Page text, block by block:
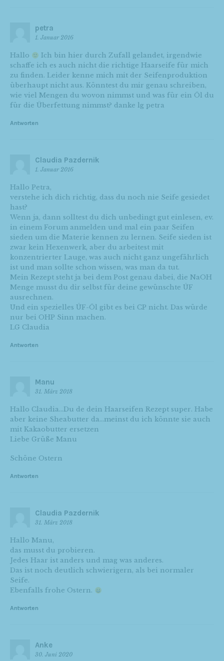
petra
1. Januar 2016
Hallo
Ich bin hier durch Zufall gelandet, irgendwie
schaffe ich es auch nicht die richtige Haarseife für mich
zu finden. Leider kenne mich mit der Seifenproduktion
überhaupt nicht aus. Könntest du mir genau schreiben,
wie viel Mengen du wovon nimmst und was für ein Öl du
für die Überfettung nimmst? danke lg petra
Antworten
Claudia Pazdernik
1. Januar 2016
Hallo Petra,
verstehe ich dich richtig, dass du noch nie Seife gesiedet
hast?
Wenn ja, dann solltest du dich unbedingt gut einlesen, ev.
in einem Forum anmelden und mal ein paar Seifen
sieden um die Materie kennen zu lernen. Seife sieden ist
zwar kein Hexenwerk, aber du arbeitest mit
konzentrierter Lauge, was auch nicht ganz ungefährlich
ist und man sollte schon wissen, was man da tut.
Mein Rezept steht ja bei dem Post genau dabei, die NaOH
Menge musst du dir selbst für deine gewünschte ÜF
ausrechnen.
Und ein spezielles ÜF-Öl gibt es bei CP nicht. Das würde
nur bei OHP Sinn machen.
LG Claudia
Antworten
Manu
31. März 2018
Hallo Claudia…Du de dein Haarseifen Rezept super. Habe
aber keine Sheabutter da…meinst du ich könnte sie auch
mit Kakaobutter ersetzen
Liebe Grüße Manu
Schöne Ostern
Antworten
Claudia Pazdernik
31. März 2018
Hallo Manu,
das musst du probieren.
Jedes Haar ist anders und mag was anderes.
Das ist noch deutlich schwierigern, als bei normaler
Seife.
Ebenfalls frohe Ostern.
Antworten
Anke
30. Juni 2020